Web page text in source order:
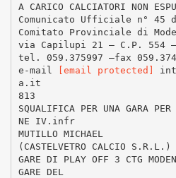
A CARICO CALCIATORI NON
Comunicato Ufficiale n° 45
Comitato Provinciale di
via Capilupi 21 – C.P. 554 –
tel. 059.375997 –fax
e-mail
[email protected]
a.it
813
SQUALIFICA PER UNA GARA
NE IV.infr
MUTILLO MICHAEL
(CASTELVETRO CALCIO S.R.L.)
GARE DI PLAY OFF 3 CTG
GARE DEL